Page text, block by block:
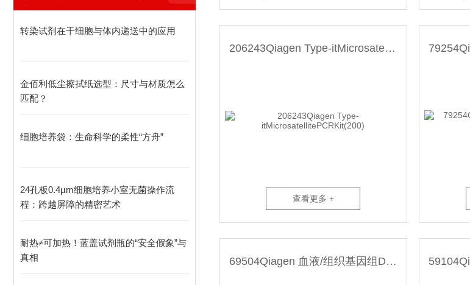
转染试剂在干细胞与体内递送中的应用
金佰利低尘擦拭纸选型：尺寸与材质怎么
匹配？
细胞培养袋：生命科学的柔性“方舟”
24孔板0.4µm细胞培养小室无菌操作流
程：跨越屏障的精密艺术
耐热≠可加热！蓝盖试剂瓶的“安全假象”与
真相
206243Qiagen Type-itMicrosatellitePCRKit(200)
查看更多 +
69504Qiagen 血液/组织基因组DNA提qu试剂盒